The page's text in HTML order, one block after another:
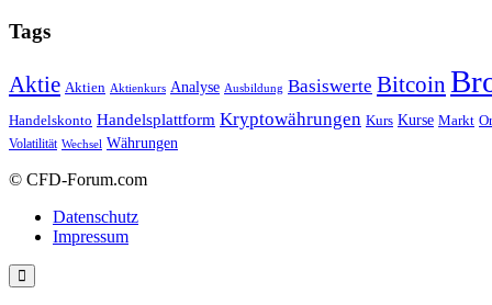
Tags
Aktie Aktien Aktienkurs Analyse Ausbildung Basiswerte Bitcoin
Handelskonto Handelsplattform Kryptowährungen Kurs Kurse Markt
Volatilität Wechsel Währungen
© CFD-Forum.com
Datenschutz
Impressum